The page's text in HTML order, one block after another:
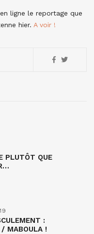
ligne le reportage que
hier. A voir !
PLUTÔT QUE
:
/ MABOULA !